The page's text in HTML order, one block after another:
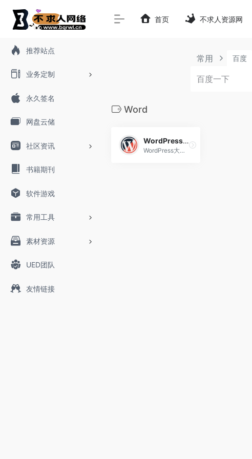
推荐站点
业务定制
永久签名
网盘云储
社区资讯
书籍期刊
软件游戏
常用工具
素材资源
UED团队
友情链接
首页 不求人资源网
常用 百度
Word
WordPress大学
WordPress大学专注于wordpress建站教学,提供wordpress主题,wordpres